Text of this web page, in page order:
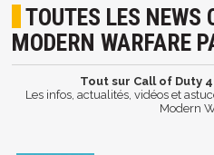
TOUTES LES NEWS
MODERN WARFARE
Tout sur Call of Duty
Les infos, actualités, vidéos et
Modern